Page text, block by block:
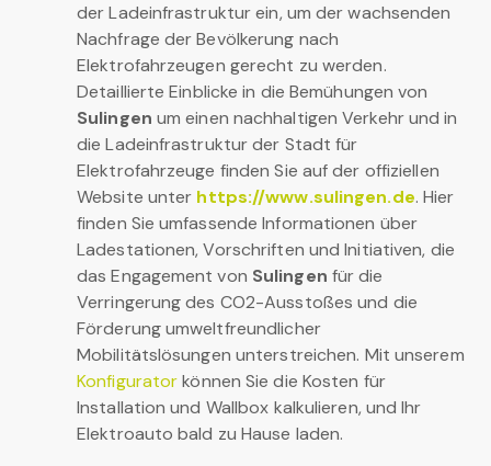
der Ladeinfrastruktur ein, um der wachsenden
Nachfrage der Bevölkerung nach
Elektrofahrzeugen gerecht zu werden.
Detaillierte Einblicke in die Bemühungen von
Sulingen um einen nachhaltigen Verkehr und in
die Ladeinfrastruktur der Stadt für
Elektrofahrzeuge finden Sie auf der offiziellen
Website unter https://www.sulingen.de. Hier
finden Sie umfassende Informationen über
Ladestationen, Vorschriften und Initiativen, die
das Engagement von Sulingen für die
Verringerung des CO2-Ausstoßes und die
Förderung umweltfreundlicher
Mobilitätslösungen unterstreichen. Mit unserem
Konfiguratorkönnen Sie die Kosten für
Installation und Wallbox kalkulieren, und Ihr
Elektroauto bald zu Hause laden.